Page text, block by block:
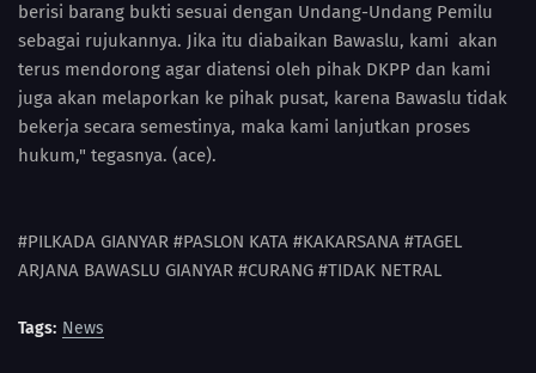
berisi barang bukti sesuai dengan Undang-Undang Pemilu
sebagai rujukannya. Jika itu diabaikan Bawaslu, kami akan
terus mendorong agar diatensi oleh pihak DKPP dan kami
juga akan melaporkan ke pihak pusat, karena Bawaslu tidak
bekerja secara semestinya, maka kami lanjutkan proses
hukum," tegasnya. (ace).
#PILKADA GIANYAR #PASLON KATA #KAKARSANA #TAGEL
ARJANA BAWASLU GIANYAR #CURANG #TIDAK NETRAL
Tags: News